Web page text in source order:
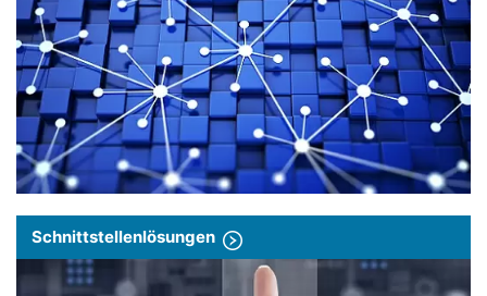
Schnittstellenlösungen